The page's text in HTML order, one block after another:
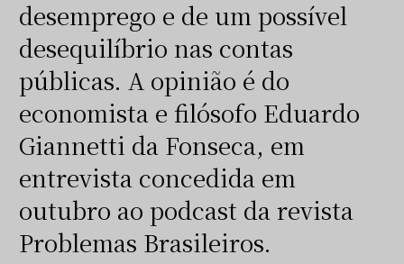
desemprego e de um possível
desequilíbrio nas contas
públicas. A opinião é do
economista e filósofo Eduardo
Giannetti da Fonseca, em
entrevista concedida em
outubro ao podcast da revista
Problemas Brasileiros.